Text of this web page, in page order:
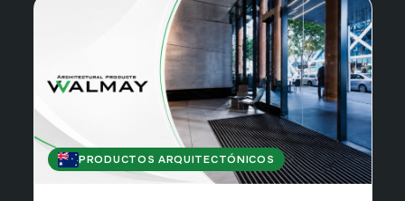
AUSTRALIA
PRODUCTOS ARQUITECTÓNICOS